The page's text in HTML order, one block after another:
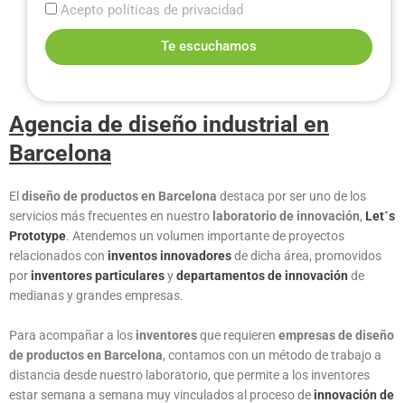
Acepto políticas de privacidad
Te escuchamos
Agencia de diseño industrial en
Barcelona
El diseño de productos en Barcelona destaca por ser uno de los
servicios más frecuentes en nuestro laboratorio de innovación, Let´s
Prototype. Atendemos un volumen importante de proyectos
relacionados con inventos innovadoresde dicha área, promovidos
porinventores particularesydepartamentos de innovación de
medianas y grandes empresas.
Para acompañar a los inventoresque requieren empresas de diseño
de productos en Barcelona, contamos con un método de trabajo a
distancia desde nuestro laboratorio, que permite a los inventores
estar semana a semana muy vinculados al proceso deinnovación de